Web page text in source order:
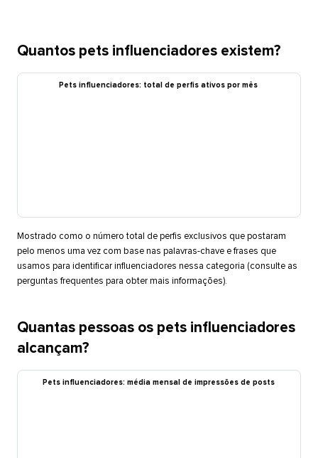
Quantos pets influenciadores existem?​​
Pets influenciadores: total de perfis ativos por mês​​
Mostrado como o número total de perfis exclusivos que postaram
pelo menos uma vez com base nas palavras-chave e frases que
usamos para identificar influenciadores nessa categoria (consulte as
perguntas frequentes para obter mais informações).​​
Quantas pessoas os pets influenciadores
alcançam?​​
Pets influenciadores: média mensal de impressões de posts​​